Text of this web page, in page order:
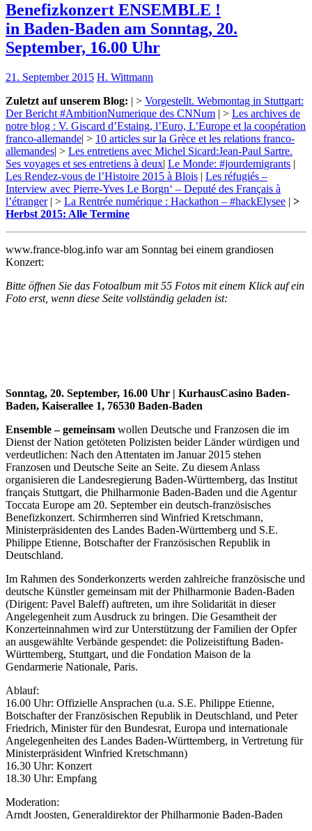
Benefizkonzert ENSEMBLE !
in Baden-Baden am Sonntag, 20.
September, 16.00 Uhr
21. September 2015 H. Wittmann
Zuletzt auf unserem Blog: | > Vorgestellt. Webmontag in Stuttgart:
Der Bericht #AmbitionNumerique des CNNum | > Les archives de
notre blog : V. Giscard d’Estaing, l’Euro, L’Europe et la coopération
franco-allemande| > 10 articles sur la Grèce et les relations franco-
allemandes| > Les entretiens avec Michel Sicard:Jean-Paul Sartre.
Ses voyages et ses entretiens à deux| Le Monde: #jourdemigrants |
Les Rendez-vous de l’Histoire 2015 à Blois | Les réfugiés –
Interview avec Pierre-Yves Le Borgn‘ – Deputé des Français à
l’étranger| > La Rentrée numérique : Hackathon – #hackElysee | >
Herbst 2015: Alle Termine
www.france-blog.info war am Sonntag bei einem grandiosen
Konzert:
Bitte öffnen Sie das Fotoalbum mit 55 Fotos mit einem Klick auf ein
Foto erst, wenn diese Seite vollständig geladen ist:
Sonntag, 20. September, 16.00 Uhr | KurhausCasino Baden-
Baden, Kaiserallee 1, 76530 Baden-Baden
Ensemble – gemeinsam wollen Deutsche und Franzosen die im
Dienst der Nation getöteten Polizisten beider Länder würdigen und
verdeutlichen: Nach den Attentaten im Januar 2015 stehen
Franzosen und Deutsche Seite an Seite. Zu diesem Anlass
organisieren die Landesregierung Baden-Württemberg, das Institut
français Stuttgart, die Philharmonie Baden-Baden und die Agentur
Toccata Europe am 20. September ein deutsch-französisches
Benefizkonzert. Schirmherren sind Winfried Kretschmann,
Ministerpräsidenten des Landes Baden-Württemberg und S.E.
Philippe Etienne, Botschafter der Französischen Republik in
Deutschland.
Im Rahmen des Sonderkonzerts werden zahlreiche französische und
deutsche Künstler gemeinsam mit der Philharmonie Baden-Baden
(Dirigent: Pavel Baleff) auftreten, um ihre Solidarität in dieser
Angelegenheit zum Ausdruck zu bringen. Die Gesamtheit der
Konzerteinnahmen wird zur Unterstützung der Familien der Opfer
an ausgewählte Verbände gespendet: die Polizeistiftung Baden-
Württemberg, Stuttgart, und die Fondation Maison de la
Gendarmerie Nationale, Paris.
Ablauf:
16.00 Uhr: Offizielle Ansprachen (u.a. S.E. Philippe Etienne,
Botschafter der Französischen Republik in Deutschland, und Peter
Friedrich, Minister für den Bundesrat, Europa und internationale
Angelegenheiten des Landes Baden-Württemberg, in Vertretung für
Ministerpräsident Winfried Kretschmann)
16.30 Uhr: Konzert
18.30 Uhr: Empfang
Moderation:
Arndt Joosten, Generaldirektor der Philharmonie Baden-Baden